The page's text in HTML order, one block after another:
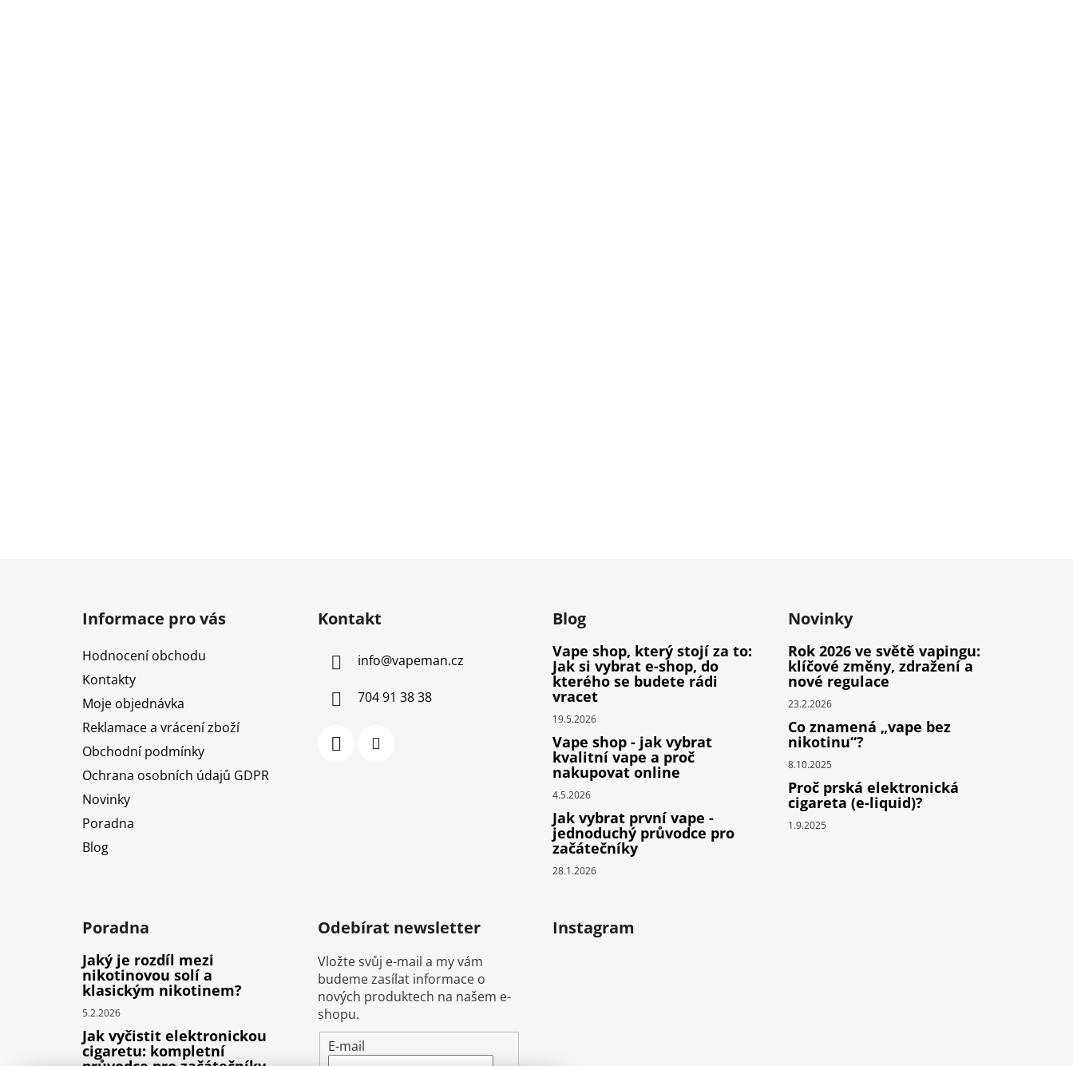
Informace pro vás
Hodnocení obchodu
Kontakty
Moje objednávka
Reklamace a vrácení zboží
Obchodní podmínky
Ochrana osobních údajů GDPR
Novinky
Poradna
Blog
Kontakt
info@vapeman.cz
704 91 38 38
Blog
Vape shop, který stojí za to:
Jak si vybrat e-shop, do
kterého se budete rádi
vracet
19.5.2026
Vape shop - jak vybrat
kvalitní vape a proč
nakupovat online
4.5.2026
Jak vybrat první vape -
jednoduchý průvodce pro
začátečníky
28.1.2026
Novinky
Rok 2026 ve světě vapingu:
klíčové změny, zdražení a
nové regulace
23.2.2026
Co znamená „vape bez
nikotinu“?
8.10.2025
Proč prská elektronická
cigareta (e-liquid)?
1.9.2025
Poradna
Jaký je rozdíl mezi
nikotinovou solí a
klasickým nikotinem?
5.2.2026
Jak vyčistit elektronickou
cigaretu: kompletní
Odebírat newsletter
Vložte svůj e-mail a my vám
budeme zasílat informace o
nových produktech na našem e-
shopu.
E-mail
Instagram